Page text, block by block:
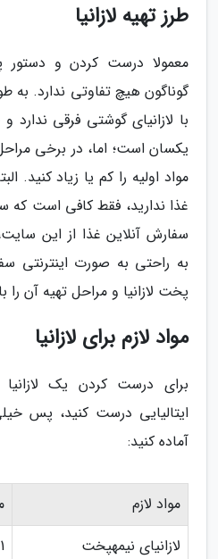
طرز تهیه لازانیا
معمولا درست کردن و دستور
گوناگون هیچ تفاوتی ندارد. به
با لازانیای گوشتی فرقی
یکسان است؛ اما، در برخی
مواد اولیه را کم یا زیاد کنید.
غذا ندارید، فقط کافی است که
سفارش آنلاین غذا از این
به راحتی به صورت اینترنتی
پخت لازانیا و مراحل تهیه آن
مواد لازم برای لازانیا
برای درست کردن یک
ایتالیایی درست کنید، پس
آماده کنید:
مواد لازم
لازانیای نیمهپخت
1 عدد